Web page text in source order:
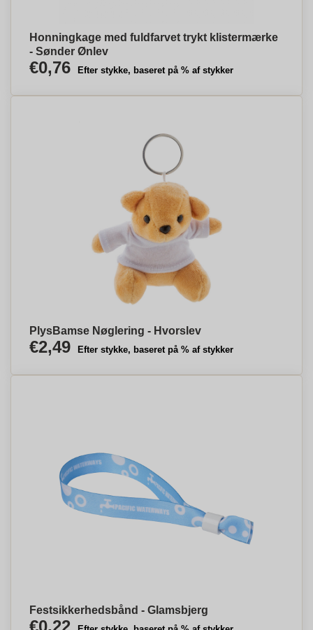
Honningkage med fuldfarvet trykt klistermærke
- Sønder Ønlev
€0,76 Efter stykke, baseret på % af stykker
PlysBamse Nøglering - Hvorslev
€2,49 Efter stykke, baseret på % af stykker
Festsikkerhedsbånd - Glamsbjerg
€0,22